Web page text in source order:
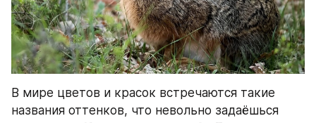
В мире цветов и красок встречаются такие
названия оттенков, что невольно задаёшься